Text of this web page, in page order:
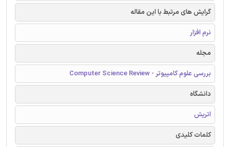
گرایش های مرتبط با این مقاله
نرم افزار
مجله
بررسی علوم کامپیوتر - Computer Science Review
دانشگاه
اتریش
کلمات کلیدی